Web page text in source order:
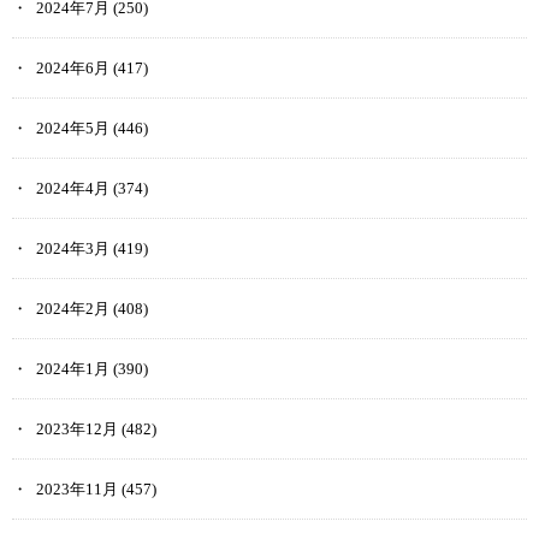
2024年7月 (250)
2024年6月 (417)
2024年5月 (446)
2024年4月 (374)
2024年3月 (419)
2024年2月 (408)
2024年1月 (390)
2023年12月 (482)
2023年11月 (457)